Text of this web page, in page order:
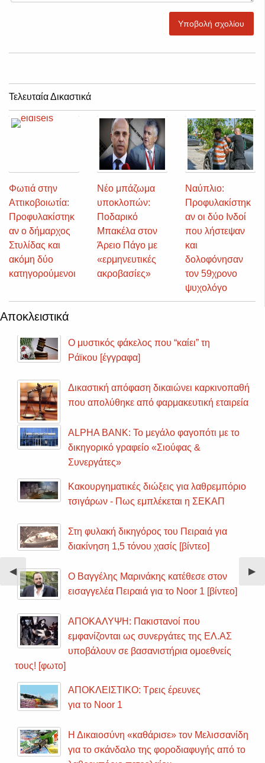
Υποβολή σχολίου
Τελευταία Δικαστικά
Φωτιά στην
Αττικοβοιωτία:
Προφυλακίστηκ
αν ο δήμαρχος
Στυλίδας και
ακόμη δύο
κατηγορούμενοι
Νέο μπάζωμα
υποκλοπών:
Ποδαρικό
Μπακέλα στον
Άρειο Πάγο με
«ερμηνευτικές
ακροβασίες»
Ναύπλιο:
Προφυλακίστηκ
αν οι δύο Ινδοί
που λήστεψαν
και
δολοφόνησαν
τον 59χρονο
ψυχολόγο
Αποκλειστικά
Previous
Slide
◀︎ ▶︎
Ο μυστικός φάκελος που “καίει” τη
Ράϊκου [έγγραφα]
Δικαστική απόφαση δικαιώνει καρκινοπαθή
που απολύθηκε από φαρμακευτική εταιρεία
ALPHA BANK: Το μεγάλο φαγοπότι με το
δικηγορικό γραφείο «Σιούφας &
Συνεργάτες»
Κακουργηματικές διώξεις για λαθρεμπόριο
τσιγάρων - Πως εμπλέκεται η ΣΕΚΑΠ
Στη φυλακή δικηγόρος του Πειραιά για
διακίνηση 1,5 τόνου χασίς [βίντεο]
Ο Βαγγέλης Μαρινάκης κατέθεσε στον
εισαγγελέα Πειραιά για το Noor 1 [βίντεο]
ΑΠΟΚΑΛΥΨΗ: Πακιστανοί που
εμφανίζονται ως συνεργάτες της ΕΛ.ΑΣ
υποβάλουν σε βασανιστήρια ομοεθνείς
τους! [φωτο]
ΑΠΟΚΛΕΙΣΤΙΚΟ: Τρεις έρευνες
για το Noor 1
Η Δικαιοσύνη «καθάρισε» τον Μελισσανίδη
για το σκάνδαλο της φοροδιαφυγής από το